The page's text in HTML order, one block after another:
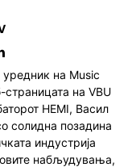
на Music
на VBU
HEMI, Васил
солидна позадина
индустрија
набљудувања,